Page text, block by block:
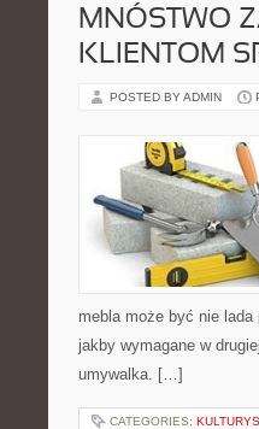
MNÓSTWO
KLIENTOM
POSTED BY ADMIN
mebla może być nie
jakby wymagane w
umywalka. […]
CATEGORIES: